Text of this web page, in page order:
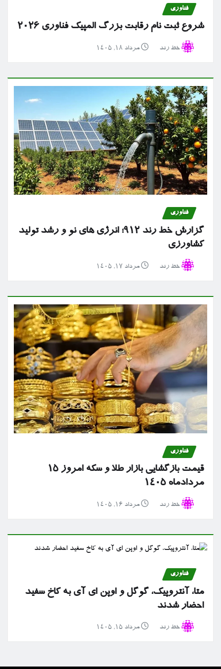
فناوری
شروع ثبت نام رقابت بزرگ المپیک فناوری ۲۰۲۶
خط رند مرداد ۱۸, ۱۴۰۵
فناوری
گزارش خط رند ۹۱۲؛ انرژی های نو و رشد تولید
کشاورزی
خط رند مرداد ۱۷, ۱۴۰۵
فناوری
قیمت بازگشایی بازار طلا و سکه امروز ۱۵
مردادماه ۱۴۰۵
خط رند مرداد ۱۶, ۱۴۰۵
فناوری
متا، آنتروپیک، گوگل و اوپن ای آی به کاخ سفید
احضار شدند
خط رند مرداد ۱۵, ۱۴۰۵